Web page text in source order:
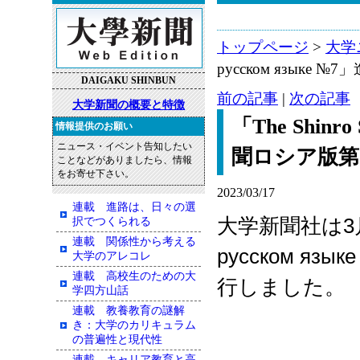
DAIGAKU SHINBUN
トップページ > 大学
русском языке №7
前の記事 | 次の記事
「The
聞ロシア版
2023/03/17
大学新聞社は3
русском
行しました。
大学新聞の概要と特徴
情報提供のお願い
ニュース・イベント告知したい
ことなどがありましたら、情報
をお寄せ下さい。
連載 進路は、日々の選
択でつくられる
連載 関係性から考える
大学のアレコレ
連載 高校生のための大
学四方山話
連載 教養教育の謎解
き：大学のカリキュラム
の普遍性と現代性